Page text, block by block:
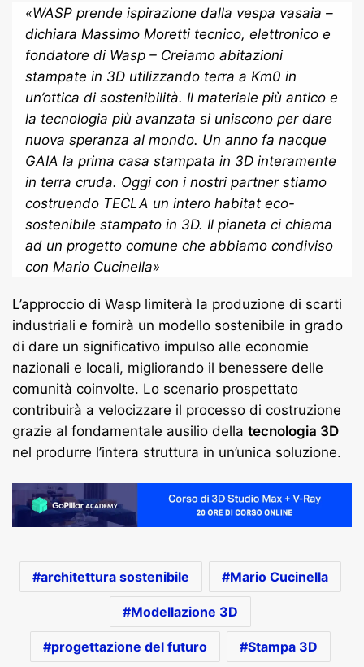
«WASP prende ispirazione dalla vespa vasaia –
dichiara Massimo Moretti tecnico, elettronico e
fondatore di Wasp – Creiamo abitazioni
stampate in 3D utilizzando terra a Km0 in
un’ottica di sostenibilità. Il materiale più antico e
la tecnologia più avanzata si uniscono per dare
nuova speranza al mondo. Un anno fa nacque
GAIA la prima casa stampata in 3D interamente
in terra cruda. Oggi con i nostri partner stiamo
costruendo TECLA un intero habitat eco-
sostenibile stampato in 3D. Il pianeta ci chiama
ad un progetto comune che abbiamo condiviso
con Mario Cucinella»
L’approccio di Wasp limiterà la produzione di scarti
industriali e fornirà un modello sostenibile in grado
di dare un significativo impulso alle economie
nazionali e locali, migliorando il benessere delle
comunità coinvolte. Lo scenario prospettato
contribuirà a velocizzare il processo di costruzione
grazie al fondamentale ausilio della tecnologia 3D
nel produrre l’intera struttura in un’unica soluzione.
architettura sostenibile Mario Cucinella
Modellazione 3D
progettazione del futuro Stampa 3D